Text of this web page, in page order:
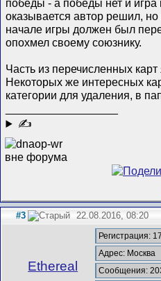
победы - а победы нет и
оказывается автор решил, но
начале игры должен был
опохмел своему союзнику.
Часть из перечисленных
Некоторых же интересных
категории для удаления, в
✍
#3 22.08.2016, 08:20
Ethereal
Регистрация:
Адрес: Москва
Сообщения: